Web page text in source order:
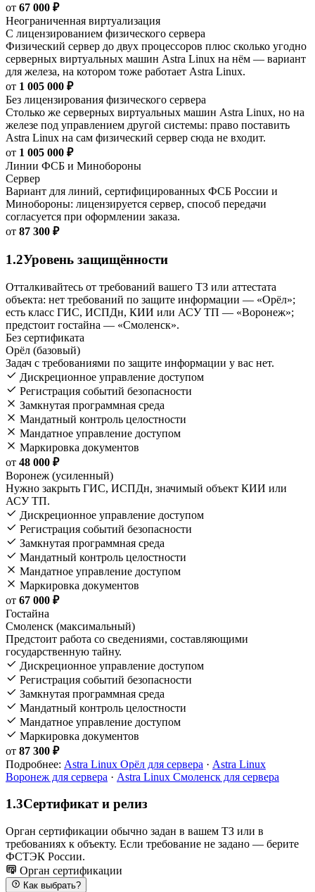
от 67 000 ₽
Неограниченная виртуализация
С лицензированием физического сервера
Физический сервер до двух процессоров плюс сколько угодно
серверных виртуальных машин Astra Linux на нём — вариант
для железа, на котором тоже работает Astra Linux.
от 1 005 000 ₽
Без лицензирования физического сервера
Столько же серверных виртуальных машин Astra Linux, но на
железе под управлением другой системы: право поставить
Astra Linux на сам физический сервер сюда не входит.
от 1 005 000 ₽
Линии ФСБ и Минобороны
Сервер
Вариант для линий, сертифицированных ФСБ России и
Минобороны: лицензируется сервер, способ передачи
согласуется при оформлении заказа.
от 87 300 ₽
1.2Уровень защищённости
Отталкивайтесь от требований вашего ТЗ или аттестата
объекта: нет требований по защите информации — «Орёл»;
есть класс ГИС, ИСПДн, КИИ или АСУ ТП — «Воронеж»;
предстоит гостайна — «Смоленск».
Без сертификата
Орёл (базовый)
Задач с требованиями по защите информации у вас нет.
Дискреционное управление доступом
Регистрация событий безопасности
Замкнутая программная среда
Мандатный контроль целостности
Мандатное управление доступом
Маркировка документов
от 48 000 ₽
Воронеж (усиленный)
Нужно закрыть ГИС, ИСПДн, значимый объект КИИ или
АСУ ТП.
Дискреционное управление доступом
Регистрация событий безопасности
Замкнутая программная среда
Мандатный контроль целостности
Мандатное управление доступом
Маркировка документов
от 67 000 ₽
Гостайна
Смоленск (максимальный)
Предстоит работа со сведениями, составляющими
государственную тайну.
Дискреционное управление доступом
Регистрация событий безопасности
Замкнутая программная среда
Мандатный контроль целостности
Мандатное управление доступом
Маркировка документов
от 87 300 ₽
Подробнее: Astra Linux Орёл для сервера · Astra Linux
Воронеж для сервера · Astra Linux Смоленск для сервера
1.3Сертификат и релиз
Орган сертификации обычно задан в вашем ТЗ или в
требованиях к объекту. Если требование не задано — берите
ФСТЭК России.
Орган сертификации
Как выбрать?